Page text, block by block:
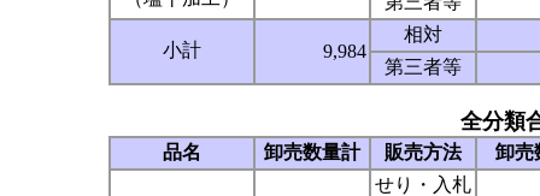
小計 9,984
相対
第三者等
全分類
品名 卸売数量計 販売方法 卸売
せり・入札